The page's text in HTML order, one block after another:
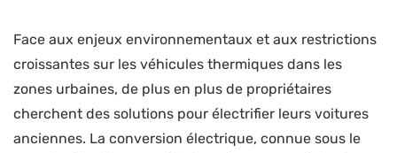
Face aux enjeux environnementaux et aux restrictions
croissantes sur les véhicules thermiques dans les
zones urbaines, de plus en plus de propriétaires
cherchent des solutions pour électrifier leurs voitures
anciennes. La conversion électrique, connue sous le